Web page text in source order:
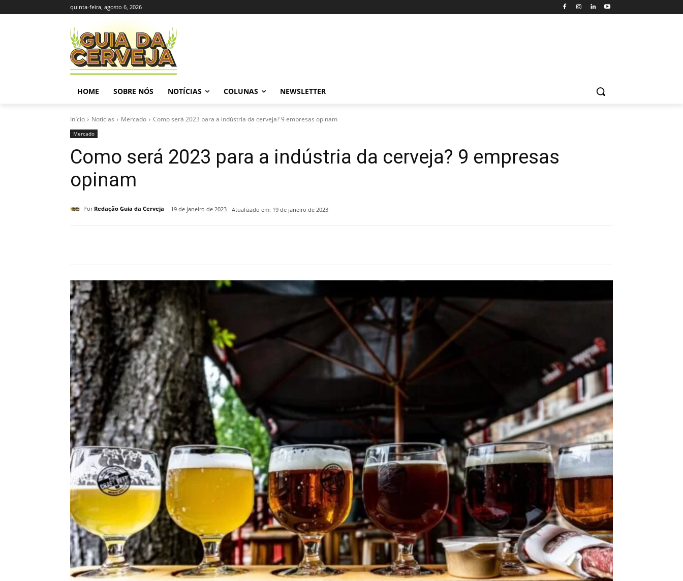
quinta-feira, agosto 6, 2026
HOME SOBRE NÓS NOTÍCIAS COLUNAS NEWSLETTER
Início Notícias Mercado Como será 2023 para a indústria da cerveja? 9 empresas opinam
Mercado
Como será 2023 para a indústria da cerveja? 9 empresas
opinam
Por Redação Guia da Cerveja 19 de janeiro de 2023 Atualizado em: 19 de janeiro de 2023